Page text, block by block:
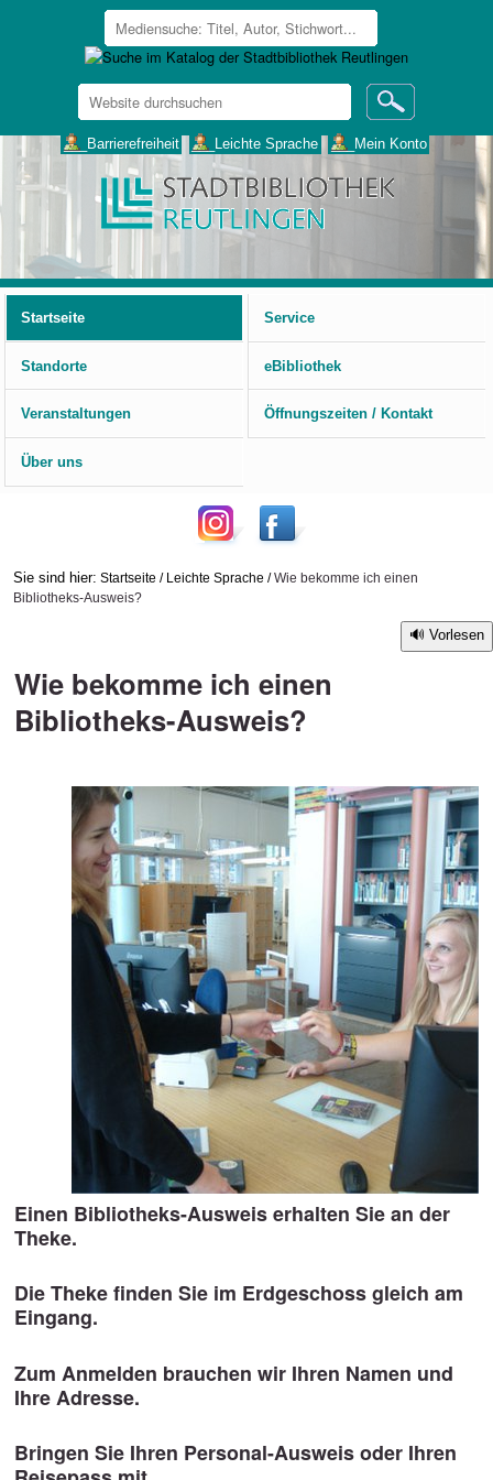
Website
durchsuchen
___Barrierefreiheit ___Leichte Sprache ___Mein Konto
Startseite
Service
Standorte eBibliothek
Veranstaltungen Öffnungszeiten / Kontakt
Über uns
Sie sind hier: Startseite / Leichte Sprache /Wie bekomme ich einen
Bibliotheks-Ausweis?
Vorlesen
Wie bekomme ich einen
Bibliotheks-Ausweis?
Einen Bibliotheks-Ausweis erhalten Sie an der
Theke.
Die Theke finden Sie im Erdgeschoss gleich am
Eingang.
Zum Anmelden brauchen wir Ihren Namen und
Ihre Adresse.
Bringen Sie Ihren Personal-Ausweis oder Ihren